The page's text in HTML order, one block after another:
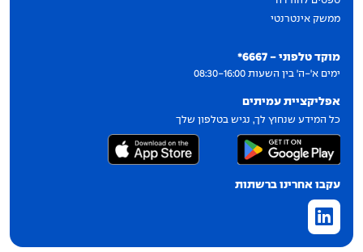
מוקד טלפוני - 6667*
ימים א'-ה' בין השעות 08:30-16:00
אפליקציית עמיתים
כל המידע שנחוץ לך, נגיש בטלפון שלך
עקבו אחרינו ברשתות
ממשק אינטרנטי